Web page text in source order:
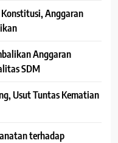
Anggaran
Anggaran
SDM
Usut Tuntas Kematian
terhadap